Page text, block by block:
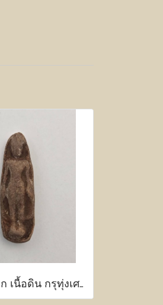
พระเปิดโลก เนื้อดิน กรุทุ่งเศรษฐี กำแพงเพชร